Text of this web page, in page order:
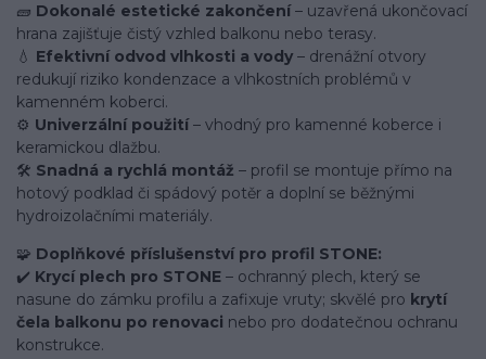
🧱 Dokonalé estetické zakončení– uzavřená ukončovací
hrana zajišťuje čistý vzhled balkonu nebo terasy.
💧 Efektivní odvod vlhkosti a vody – drenážní otvory
redukují riziko kondenzace a vlhkostních problémů v
kamenném koberci.
⚙️ Univerzální použití– vhodný pro kamenné koberce i
keramickou dlažbu.
🛠️ Snadná a rychlá montáž – profil se montuje přímo na
hotový podklad či spádový potěr a doplní se běžnými
hydroizolačními materiály.
🧩 Doplňkové příslušenství pro profil STONE:
✔️ Krycí plech pro STONE – ochranný plech, který se
nasune do zámku profilu a zafixuje vruty; skvělé pro krytí
čela balkonu po renovaci nebo pro dodatečnou ochranu
konstrukce.